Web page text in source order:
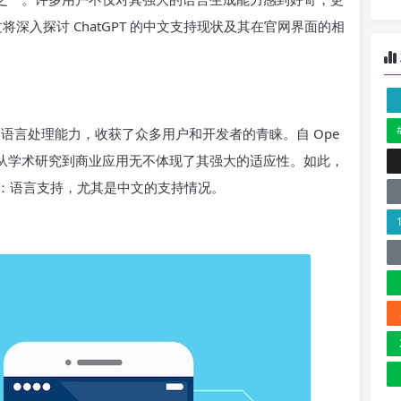
深入探讨 ChatGPT 的中文支持现状及其在官网界面的相
言处理能力，收获了众多用户和开发者的青睐。自 Ope
术研究到商业应用无不体现了其强大的适应性。如此，
言支持，尤其是中文的支持情况。